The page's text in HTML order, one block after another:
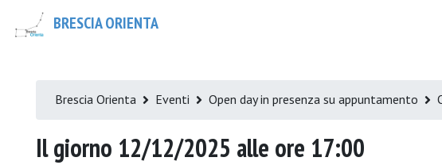
BRESCIA ORIENTA
Brescia Orienta Eventi Open day in presenza su appuntamento
Il giorno 12/12/2025 alle ore 17:00